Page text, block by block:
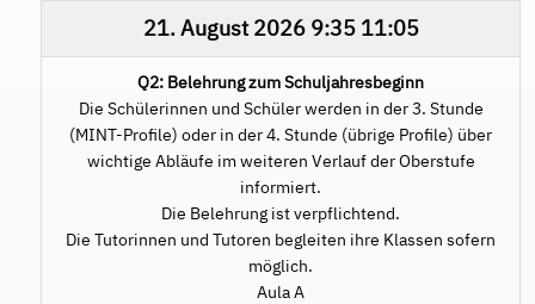
21. August 20269:35 11:05
Q2: Belehrung zum Schuljahresbeginn
Die Schülerinnen und Schüler werden in der 3. Stunde
(MINT-Profile) oder in der 4. Stunde (übrige Profile) über
wichtige Abläufe im weiteren Verlauf der Oberstufe
informiert.
Die Belehrung ist verpflichtend.
Die Tutorinnen und Tutoren begleiten ihre Klassen sofern
möglich.
Aula A